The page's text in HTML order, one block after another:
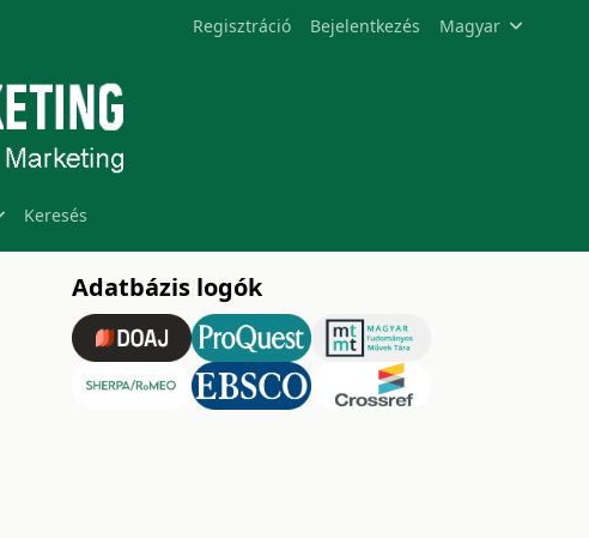
Regisztráció Bejelentkezés Magyar
Keresés
Adatbázis logók